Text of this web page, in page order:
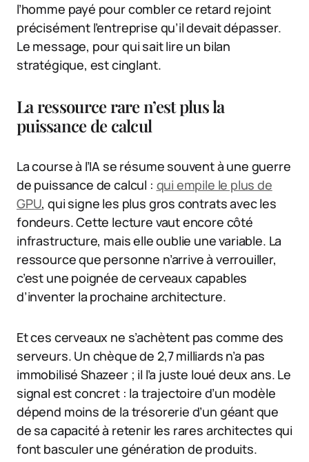
l’homme payé pour combler ce retard rejoint
précisément l’entreprise qu’il devait dépasser.
Le message, pour qui sait lire un bilan
stratégique, est cinglant.
La ressource rare n’est plus la
puissance de calcul
La course à l’IA se résume souvent à une guerre
de puissance de calcul : qui empile le plus de
GPU, qui signe les plus gros contrats avec les
fondeurs. Cette lecture vaut encore côté
infrastructure, mais elle oublie une variable. La
ressource que personne n’arrive à verrouiller,
c’est une poignée de cerveaux capables
d’inventer la prochaine architecture.
Et ces cerveaux ne s’achètent pas comme des
serveurs. Un chèque de 2,7 milliards n’a pas
immobilisé Shazeer ; il l’a juste loué deux ans. Le
signal est concret : la trajectoire d’un modèle
dépend moins de la trésorerie d’un géant que
de sa capacité à retenir les rares architectes qui
font basculer une génération de produits.